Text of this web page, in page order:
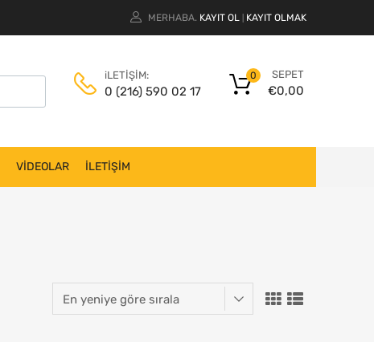
MERHABA. KAYIT OL KAYIT OLMAK
iLETİŞİM:
0 (216) 590 02 17
SEPET
€0,00
0
VİDEOLAR İLETİŞİM